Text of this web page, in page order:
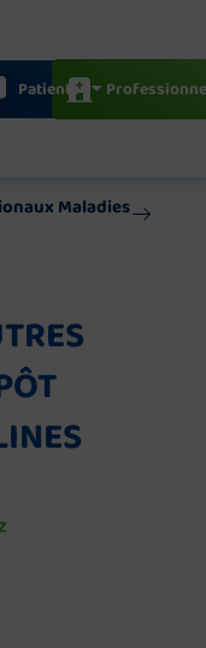
Patients
Maladies